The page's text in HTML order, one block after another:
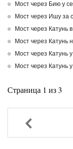
Мост через Бию у
Мост через Ишу за
Мост через Катунь
Мост через Катунь
Мост через Катунь
Мост через Катунь
Страница 1 из 3